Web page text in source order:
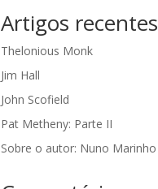
Artigos recentes
Thelonious Monk
Jim Hall
John Scofield
Pat Metheny: Parte II
Sobre o autor: Nuno Marinho